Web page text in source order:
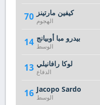
70 كيفين مارتينز
الهجوم
14 بيدرو مبا أوبيانج
الوسط
13 لوكا رافانيلي
الدفاع
16 Jacopo Sardo
الوسط